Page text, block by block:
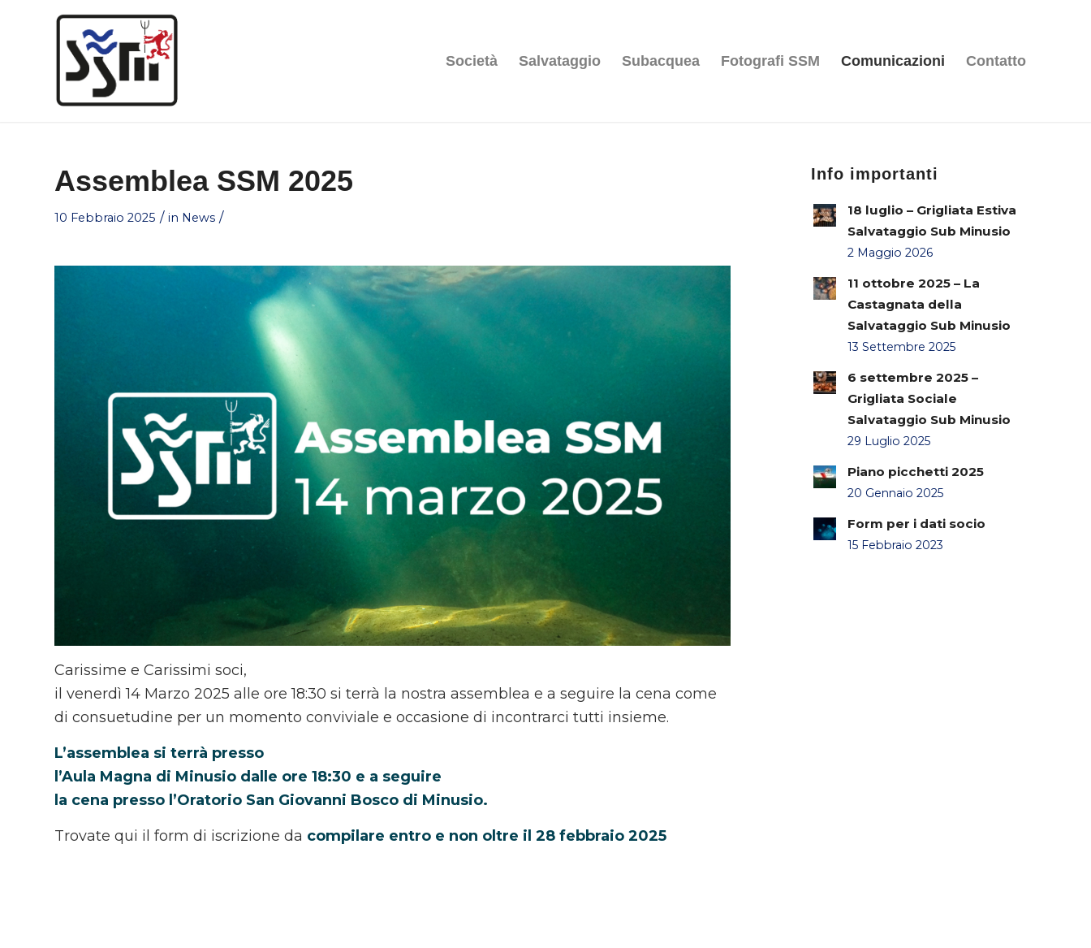
Società Salvataggio Subacquea Fotografi SSM Comunicazioni Contatto
Assemblea SSM 2025
10 Febbraio 2025 / in News /
Carissime e Carissimi soci,
il venerdì 14 Marzo 2025 alle ore 18:30 si terrà la nostra assemblea e a seguire la cena come
di consuetudine per un momento conviviale e occasione di incontrarci tutti insieme.
L’assemblea si terrà presso
l’Aula Magna di Minusio dalle ore 18:30 e a seguire
la cena presso l’Oratorio San Giovanni Bosco di Minusio.
Trovate qui il form di iscrizione da compilare entro e non oltre il 28 febbraio 2025
Info importanti
18 luglio – Grigliata Estiva
Salvataggio Sub Minusio
2 Maggio 2026
11 ottobre 2025 – La
Castagnata della
Salvataggio Sub Minusio
13 Settembre 2025
6 settembre 2025 –
Grigliata Sociale
Salvataggio Sub Minusio
29 Luglio 2025
Piano picchetti 2025
20 Gennaio 2025
Form per i dati socio
15 Febbraio 2023